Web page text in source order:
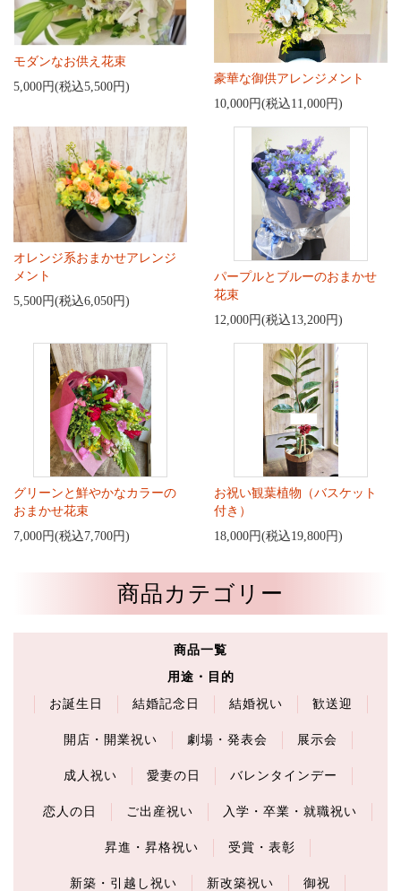
モダンなお供え花束
5,000円(税込5,500円)
豪華な御供アレンジメント
10,000円(税込11,000円)
オレンジ系おまかせアレンジ
メント
5,500円(税込6,050円)
パープルとブルーのおまかせ
花束
12,000円(税込13,200円)
グリーンと鮮やかなカラーの
おまかせ花束
7,000円(税込7,700円)
お祝い観葉植物（バスケット
付き）
18,000円(税込19,800円)
商品カテゴリー
商品一覧
用途・目的
お誕生日
結婚記念日 結婚祝い 歓送迎
開店・開業祝い 劇場・発表会 展示会
成人祝い 愛妻の日 バレンタインデー
恋人の日 ご出産祝い 入学・卒業・就職祝い
昇進・昇格祝い 受賞・表彰
新築・引越し祝い 新改築祝い 御祝